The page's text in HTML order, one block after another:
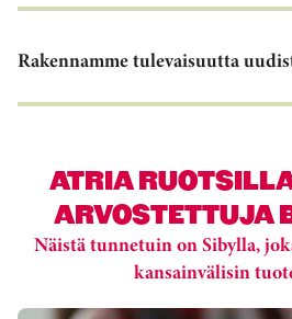
Rakennamme tulevaisuutta
ATRIA
ARVOSTETTUJA
Näistä tunnetuin on Sibylla,
kansainvälisin